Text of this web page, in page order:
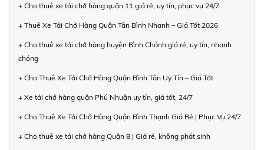
+ Cho thuê xe tải chở hàng quận 11 giá rẻ, uy tín, phục vụ 24/7
+ Thuê Xe Tải Chở Hàng Quận Tân Bình Nhanh – Giá Tốt 2026
+ Cho thuê xe tải chở hàng huyện Bình Chánh giá rẻ, uy tín, nhanh
chóng
+ Cho Thuê Xe Tải Chở Hàng Quận Bình Tân Uy Tín – Giá Tốt
+ Xe tải chở hàng quận Phú Nhuận uy tín, giá tốt, 24/7
+ Cho Thuê Xe Tải Chở Hàng Quận Bình Thạnh Giá Rẻ | Phục Vụ 24/7
+ Cho thuê xe tải chở hàng Quận 8 | Giá rẻ, không phát sinh